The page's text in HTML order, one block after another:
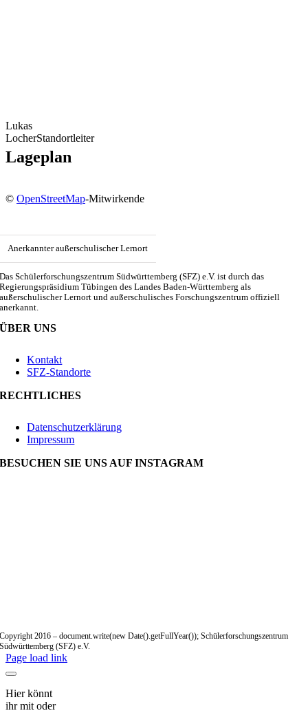
Lukas
LocherStandortleiter
Lageplan
© OpenStreetMap-Mitwirkende
Anerkannter außerschulischer Lernort
Das Schülerforschungszentrum Südwürttemberg (SFZ) e.V. ist durch das
Regierungspräsidium Tübingen des Landes Baden-Württemberg als
außerschulischer Lernort und außerschulisches Forschungszentrum offiziell
anerkannt.
ÜBER UNS
Kontakt
SFZ-Standorte
RECHTLICHES
Datenschutzerklärung
Impressum
BESUCHEN SIE UNS AUF INSTAGRAM
Copyright 2016 – document.write(new Date().getFullYear()); Schülerforschungszentrum
Südwürttemberg (SFZ) e.V.
Page load link
Hier könnt
ihr mit oder